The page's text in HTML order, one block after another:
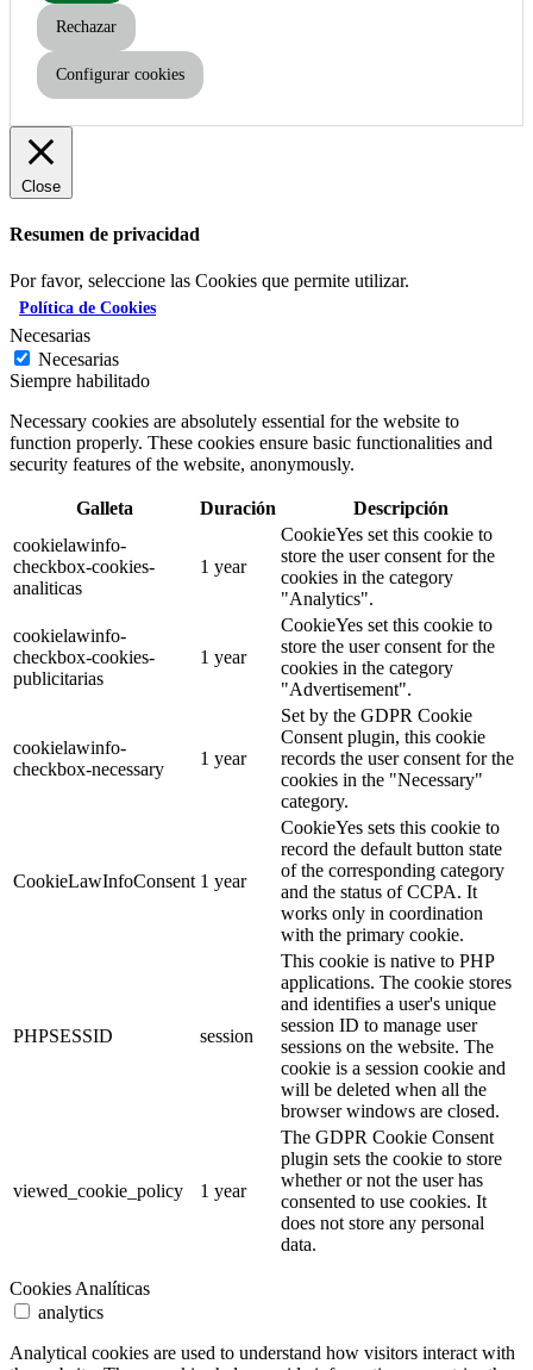
Rechazar
Configurar cookies
Close
Resumen de privacidad
Por favor, seleccione las Cookies que permite utilizar.
Política de Cookies
Necesarias
Necesarias
Siempre habilitado
Necessary cookies are absolutely essential for the website to
function properly. These cookies ensure basic functionalities and
security features of the website, anonymously.
Galleta Duración
Descripción
cookielawinfo-
checkbox-cookies-
analiticas
1 year
CookieYes set this cookie to
store the user consent for the
cookies in the category
"Analytics".
cookielawinfo-
checkbox-cookies-
publicitarias
1 year
CookieYes set this cookie to
store the user consent for the
cookies in the category
"Advertisement".
cookielawinfo-
checkbox-necessary
1 year
Set by the GDPR Cookie
Consent plugin, this cookie
records the user consent for the
cookies in the "Necessary"
category.
CookieLawInfoConsent 1 year
CookieYes sets this cookie to
record the default button state
of the corresponding category
and the status of CCPA. It
works only in coordination
with the primary cookie.
PHPSESSID session
This cookie is native to PHP
applications. The cookie stores
and identifies a user's unique
session ID to manage user
sessions on the website. The
cookie is a session cookie and
will be deleted when all the
browser windows are closed.
viewed_cookie_policy 1 year
The GDPR Cookie Consent
plugin sets the cookie to store
whether or not the user has
consented to use cookies. It
does not store any personal
data.
Cookies Analíticas
analytics
Analytical cookies are used to understand how visitors interact with